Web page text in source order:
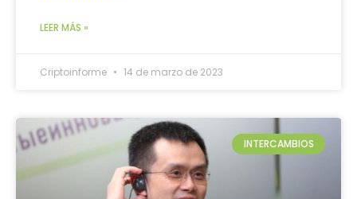
LEER MÁS »
Criptoinforme 14 de marzo de 2023
INTERCAMBIOS